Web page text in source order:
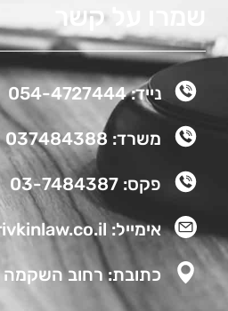
שמרו על קשר
נייד: 054-4727444
משרד: 037484388
פקס: 03-7484387
אימייל: avi@rivkinlaw.co.il
כתובת: רחוב השקמה 1, סביון